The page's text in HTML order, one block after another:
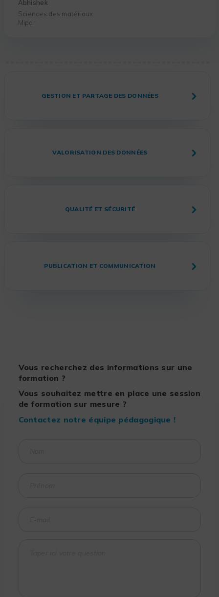
Abhishek
Sciences des matériaux
Mipar
GESTION ET PARTAGE DES DONNÉES
VALORISATION DES DONNÉES
QUALITÉ ET SÉCURITÉ
PUBLICATION ET COMMUNICATION
Vous recherchez des informations sur une
formation ?
Vous souhaitez mettre en place une session
de formation sur mesure ?
Contactez notre équipe pédagogique !